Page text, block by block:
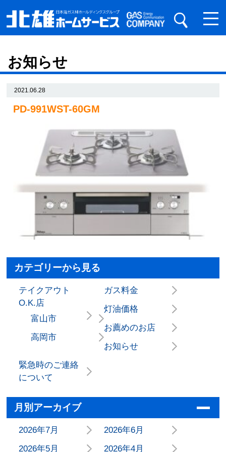
お知らせ
2021.06.28
PD-991WST-60GM
カテゴリーから見る
テイクアウト
O.K.店
富山市
高岡市
ガス料金
灯油価格
お薦めのお店
お知らせ
緊急時のご連絡
について
月別アーカイブ
2026年7月
2026年6月
2026年5月
2026年4月